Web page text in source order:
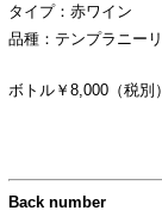
タイプ：赤ワイン
品種：テンプラニー
ボトル￥8,000（税
Back number